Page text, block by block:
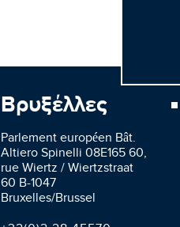
Βρυξέλλες
Parlement européen Bât.
Altiero Spinelli 08E165 60,
rue Wiertz / Wiertzstraat
60 B-1047
Bruxelles/Brussel